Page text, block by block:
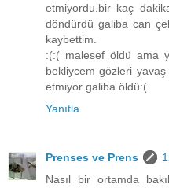
etmiyordu.bir kaç
döndürdü galiba can
kaybettim.
:(:( malesef öldü ama
bekliycem gözleri
etmiyor galiba öldü:(
Yanıtla
Prenses ve Prens
Nasıl bir ortamda